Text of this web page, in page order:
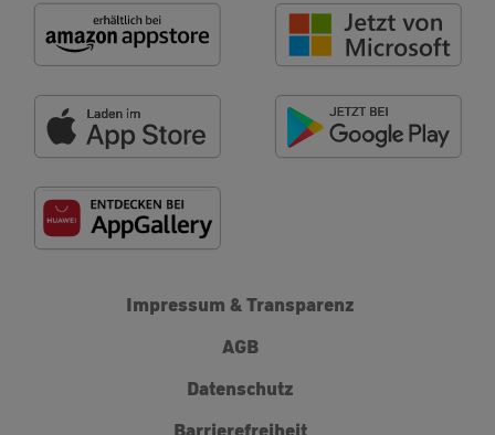
Impressum & Transparenz
AGB
Datenschutz
Barrierefreiheit